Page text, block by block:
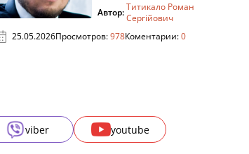
Автор:Титикало Роман
Сергійович
25.05.2026Просмотров:978Коментарии:0
viber youtube